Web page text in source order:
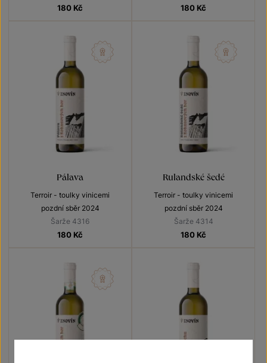
180 Kč 180 Kč
Pálava
Terroir - toulky vinicemi
pozdní sběr 2024
Šarže 4316
180 Kč
Rulandské šedé
Terroir - toulky vinicemi
pozdní sběr 2024
Šarže 4314
180 Kč